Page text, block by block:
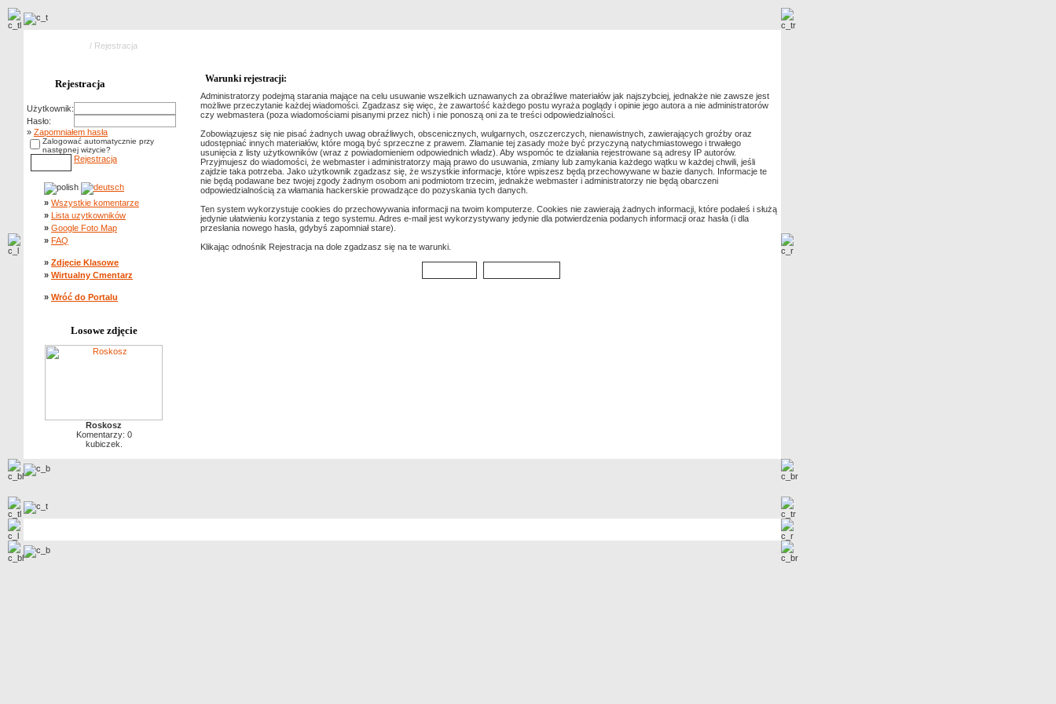
/ Rejestracja
Rejestracja
Użytkownik:
Hasło:
» Zapomniałem hasła
Zalogować automatycznie przy
następnej wizycie?
Rejestracja
» Wszystkie komentarze
» Lista uzytkowników
» Google Foto Map
» FAQ
» Zdjęcie Klasowe
» Wirtualny Cmentarz
» Wróć do Portalu
Losowe zdjęcie
Roskosz
Komentarzy: 0
kubiczek.
Warunki rejestracji:
Administratorzy podejmą starania mające na celu usuwanie wszelkich uznawanych za obraźliwe materiałów jak najszybciej, jednakże nie zawsze jest
możliwe przeczytanie każdej wiadomości. Zgadzasz się więc, że zawartość każdego postu wyraża poglądy i opinie jego autora a nie administratorów
czy webmastera (poza wiadomościami pisanymi przez nich) i nie ponoszą oni za te treści odpowiedzialności.
Zobowiązujesz się nie pisać żadnych uwag obraźliwych, obscenicznych, wulgarnych, oszczerczych, nienawistnych, zawierających groźby oraz
udostępniać innych materiałów, które mogą być sprzeczne z prawem. Złamanie tej zasady może być przyczyną natychmiastowego i trwałego
usunięcia z listy użytkowników (wraz z powiadomieniem odpowiednich władz). Aby wspomóc te działania rejestrowane są adresy IP autorów.
Przyjmujesz do wiadomości, że webmaster i administratorzy mają prawo do usuwania, zmiany lub zamykania każdego wątku w każdej chwili, jeśli
zajdzie taka potrzeba. Jako użytkownik zgadzasz się, że wszystkie informacje, które wpiszesz będą przechowywane w bazie danych. Informacje te
nie będą podawane bez twojej zgody żadnym osobom ani podmiotom trzecim, jednakże webmaster i administratorzy nie będą obarczeni
odpowiedzialnością za włamania hackerskie prowadzące do pozyskania tych danych.
Ten system wykorzystuje cookies do przechowywania informacji na twoim komputerze. Cookies nie zawierają żadnych informacji, które podałeś i służą
jedynie ułatwieniu korzystania z tego systemu. Adres e-mail jest wykorzystywany jedynie dla potwierdzenia podanych informacji oraz hasła (i dla
przesłania nowego hasła, gdybyś zapomniał stare).
Klikając odnośnik Rejestracja na dole zgadzasz się na te warunki.